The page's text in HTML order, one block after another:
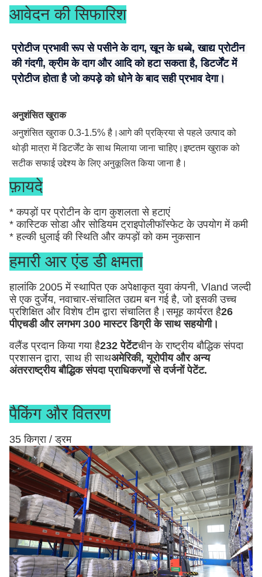
आवेदन की सिफारिश
प्रोटीज प्रभावी रूप से पसीने के दाग, खून के धब्बे, खाद्य प्रोटीन
की गंदगी, क्रीम के दाग और आदि को हटा सकता है, डिटर्जेंट में
प्रोटीज होता है जो कपड़े को धोने के बाद सही प्रभाव देगा।
अनुशंसित खुराक
अनुशंसित खुराक 0.3-1.5% है।आगे की प्रक्रिया से पहले उत्पाद को
थोड़ी मात्रा में डिटर्जेंट के साथ मिलाया जाना चाहिए।इष्टतम खुराक को
सटीक सफाई उद्देश्य के लिए अनुकूलित किया जाना है।
फ़ायदे
* कपड़ों पर प्रोटीन के दाग कुशलता से हटाएं
* कास्टिक सोडा और सोडियम ट्राइपोलीफॉस्फेट के उपयोग में कमी
* हल्की धुलाई की स्थिति और कपड़ों को कम नुकसान
हमारी आर एंड डी क्षमता
हालांकि 2005 में स्थापित एक अपेक्षाकृत युवा कंपनी, Vland जल्दी
से एक दुर्जेय, नवाचार-संचालित उद्यम बन गई है, जो इसकी उच्च
प्रशिक्षित और विशेष टीम द्वारा संचालित है।समूह कार्यरत है26
पीएचडी और लगभग 300 मास्टर डिग्री के साथ सहयोगी।
वलैंड प्रदान किया गया है232 पेटेंटचीन के राष्ट्रीय बौद्धिक संपदा
प्रशासन द्वारा, साथ ही साथअमेरिकी, यूरोपीय और अन्य
अंतरराष्ट्रीय बौद्धिक संपदा प्राधिकरणों से दर्जनों पेटेंट.
पैकिंग और वितरण
35 किग्रा / ड्रम